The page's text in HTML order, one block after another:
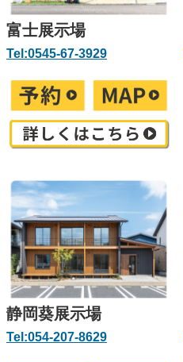
富士展示場
Tel:0545-67-3929
静岡葵展示場
Tel:054-207-8629